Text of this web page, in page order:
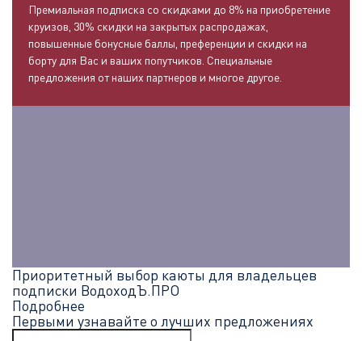
Премиальная подписка со скидками до 8% на приобретение
круизов, 30% скидки на закрытых распродажах,
повышенные бонусные баллы, преференции и скидки на
борту для Вас и ваших попутчиков. Специальные
предложения от наших партнеров и многое другое.
Приоритетный выбор каюты для владельцев
подписки ВодоходЪ.ПРО
Подробнее
Первыми узнавайте о лучших предложениях